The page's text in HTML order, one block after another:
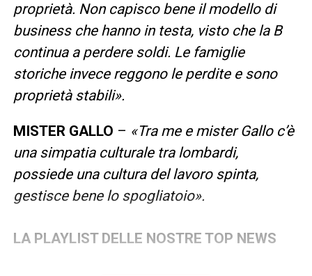
proprietà. Non capisco bene il modello di
business che hanno in testa, visto che la B
continua a perdere soldi. Le famiglie
storiche invece reggono le perdite e sono
proprietà stabili».
MISTER GALLO – «Tra me e mister Gallo c’è
una simpatia culturale tra lombardi,
possiede una cultura del lavoro spinta,
gestisce bene lo spogliatoio».
LA PLAYLIST DELLE NOSTRE TOP NEWS